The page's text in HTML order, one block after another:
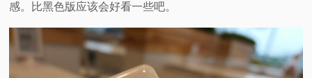
感。比黑色版应该会好看一些吧。